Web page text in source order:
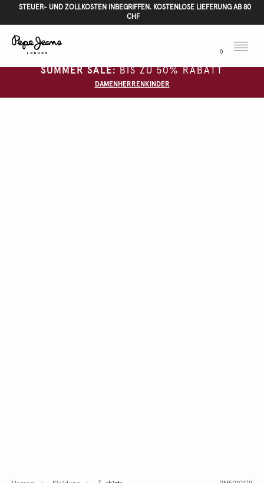
STEUER- UND ZOLLKOSTEN INBEGRIFFEN. KOSTENLOSE LIEFERUNG AB 80
CHF
0
Menu
SUMMER SALE:BIS ZU 50% RABATT
DAMEN HERREN KINDER